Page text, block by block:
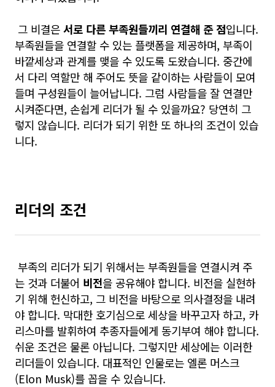
그 비결은서로 다른 부족원들끼리 연결해 준 점입니다.
부족원들을 연결할 수 있는 플랫폼을 제공하며, 부족이
바깥세상과 관계를 맺을 수 있도록 도왔습니다. 중간에
서 다리 역할만 해 주어도 뜻을 같이하는 사람들이 모여
들며 구성원들이 늘어납니다. 그럼 사람들을 잘 연결만
시켜준다면, 손쉽게 리더가 될 수 있을까요? 당연히 그
렇지 않습니다. 리더가 되기 위한 또 하나의 조건이 있습
니다.
리더의 조건
부족의 리더가 되기 위해서는 부족원들을 연결시켜 주
는 것과 더불어 비전을 공유해야 합니다. 비전을 실현하
기 위해 헌신하고, 그 비전을 바탕으로 의사결정을 내려
야 합니다. 막대한 호기심으로 세상을 바꾸고자 하고, 카
리스마를 발휘하여 추종자들에게 동기부여 해야 합니다.
쉬운 조건은 물론 아닙니다. 그렇지만 세상에는 이러한
리더들이 있습니다. 대표적인 인물로는 엘론 머스크
(Elon Musk)를 꼽을 수 있습니다.